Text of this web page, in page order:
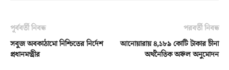
পূর্ববর্তী নিবন্ধ
সবুজ অবকাঠামো নিশ্চিতের নির্দেশ
প্রধানমন্ত্রীর
পরবর্তী নিবন্ধ
আনোয়ারায় ৪,১৮৯ কোটি টাকার চীনা
অর্থনৈতিক অঞ্চল অনুমোদন